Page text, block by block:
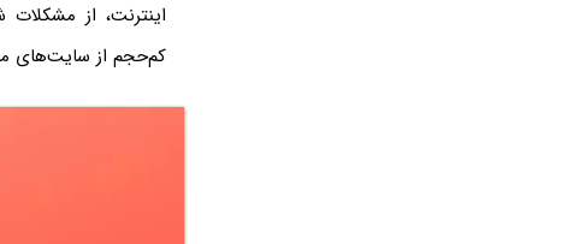
اینترنت، از
کم‌حجم از سایت‌های